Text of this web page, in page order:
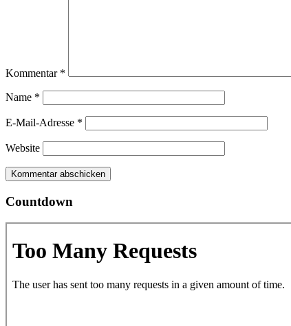
Kommentar *
Name *
E-Mail-Adresse *
Website
Countdown